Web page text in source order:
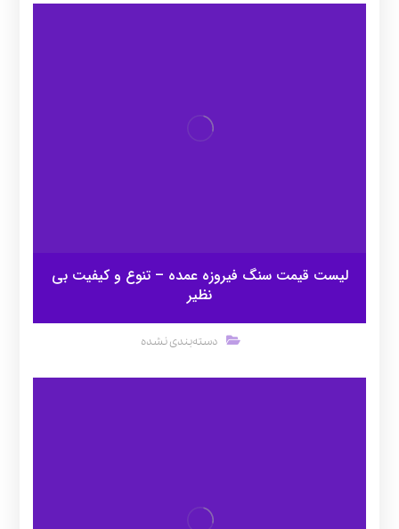
لیست قیمت سنگ فیروزه عمده – تنوع و کیفیت بی
نظیر
دسته‌بندی نشده